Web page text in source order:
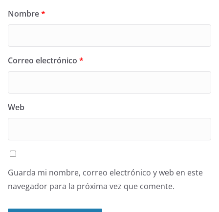
Nombre*
Correo electrónico *
Web
Guarda mi nombre, correo electrónico y web en este
navegador para la próxima vez que comente.